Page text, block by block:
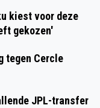
kiest voor deze
gekozen'
tegen Cercle
JPL-transfer